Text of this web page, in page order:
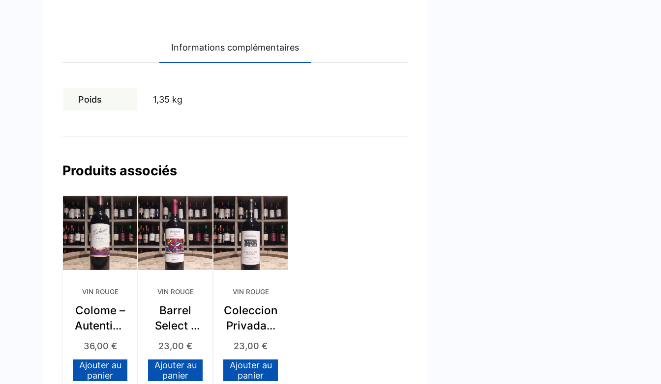
Informations complémentaires
Poids 1,35 kg
Produits associés
VIN ROUGE
Colome –
Autentico
– Malbec
36,00 €
Ajouter au
panier
VIN ROUGE
Barrel
Select –
Limited
Malbec –
23,00€
Ajouter au
panier
VIN ROUGE
Coleccion
Privada –
Cabernet
– 2010
23,00€
Ajouter au
panier